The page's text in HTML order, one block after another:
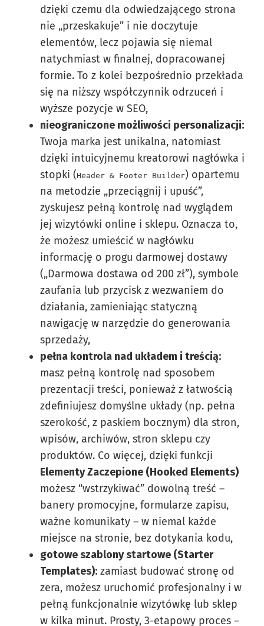
dzięki czemu dla odwiedzającego strona
nie „przeskakuje” i nie doczytuje
elementów, lecz pojawia się niemal
natychmiast w finalnej, dopracowanej
formie. To z kolei bezpośrednio przekłada
się na niższy współczynnik odrzuceń i
wyższe pozycje w SEO,
nieograniczone możliwości personalizacji:
Twoja marka jest unikalna, natomiast
dzięki intuicyjnemu kreatorowi nagłówka i
stopki (Header & Footer Builder) opartemu
na metodzie „przeciągnij i upuść”,
zyskujesz pełną kontrolę nad wyglądem
jej wizytówki online i sklepu. Oznacza to,
że możesz umieścić w nagłówku
informację o progu darmowej dostawy
(„Darmowa dostawa od 200 zł”), symbole
zaufania lub przycisk z wezwaniem do
działania, zamieniając statyczną
nawigację w narzędzie do generowania
sprzedaży,
pełna kontrola nad układem i treścią:
masz pełną kontrolę nad sposobem
prezentacji treści, ponieważ z łatwością
zdefiniujesz domyślne układy (np. pełna
szerokość, z paskiem bocznym) dla stron,
wpisów, archiwów, stron sklepu czy
produktów. Co więcej, dzięki funkcji
Elementy Zaczepione (Hooked Elements)
możesz “wstrzykiwać” dowolną treść –
banery promocyjne, formularze zapisu,
ważne komunikaty – w niemal każde
miejsce na stronie, bez dotykania kodu,
gotowe szablony startowe (Starter
Templates): zamiast budować stronę od
zera, możesz uruchomić profesjonalny i w
pełną funkcjonalnie wizytówkę lub sklep
w kilka minut. Prosty, 3-etapowy proces –